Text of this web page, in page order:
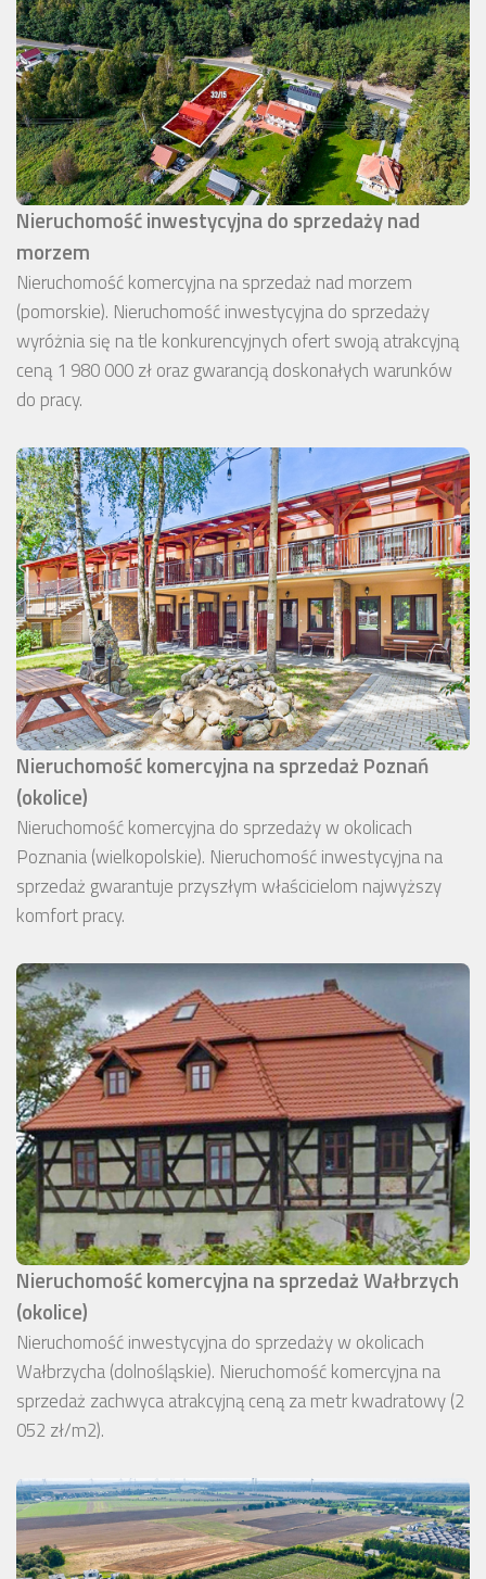
Nieruchomość inwestycyjna do sprzedaży nad
morzem
Nieruchomość komercyjna na sprzedaż nad morzem
(pomorskie). Nieruchomość inwestycyjna do sprzedaży
wyróżnia się na tle konkurencyjnych ofert swoją atrakcyjną
ceną 1 980 000 zł oraz gwarancją doskonałych warunków
do pracy.
Nieruchomość komercyjna na sprzedaż Poznań
(okolice)
Nieruchomość komercyjna do sprzedaży w okolicach
Poznania (wielkopolskie). Nieruchomość inwestycyjna na
sprzedaż gwarantuje przyszłym właścicielom najwyższy
komfort pracy.
Nieruchomość komercyjna na sprzedaż Wałbrzych
(okolice)
Nieruchomość inwestycyjna do sprzedaży w okolicach
Wałbrzycha (dolnośląskie). Nieruchomość komercyjna na
sprzedaż zachwyca atrakcyjną ceną za metr kwadratowy (2
052 zł/m2).